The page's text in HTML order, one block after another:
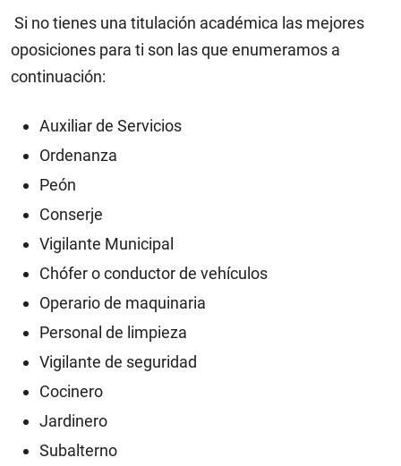
Si no tienes una titulación académica las mejores
oposiciones para ti son las que enumeramos a
continuación:
Auxiliar de Servicios
Ordenanza
Peón
Conserje
Vigilante Municipal
Chófer o conductor de vehículos
Operario de maquinaria
Personal de limpieza
Vigilante de seguridad
Cocinero
Jardinero
Subalterno